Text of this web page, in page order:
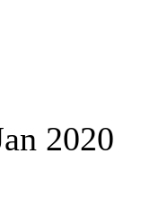
2020